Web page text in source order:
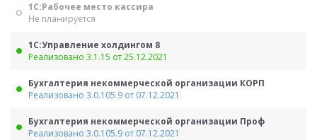
1С:Рабочее место кассира
Не планируется
1С:Управление холдингом 8
Реализовано 3.1.15 от 25.12.2021
Бухгалтерия некоммерческой организации КОРП
Реализовано 3.0.105.9 от 07.12.2021
Бухгалтерия некоммерческой организации Проф
Реализовано 3.0.105.9 от 07.12.2021